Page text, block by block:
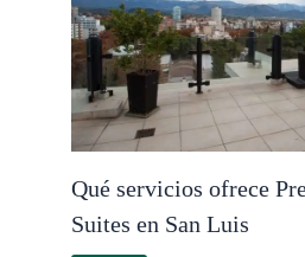
Qué servicios ofrece
Suites en San Luis